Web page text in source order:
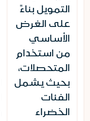
التمويل بناءً
على الغرض
الأساسي
من استخدام
المتحصلات،
بحيث يشمل
الفئات
الخضراء